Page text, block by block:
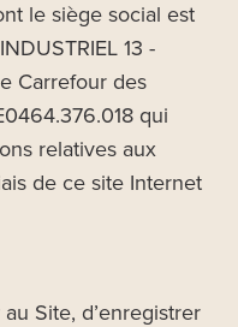
le siège social est
13 -
Carrefour des
qui
relatives aux
de ce site Internet
Site, d’enregistrer